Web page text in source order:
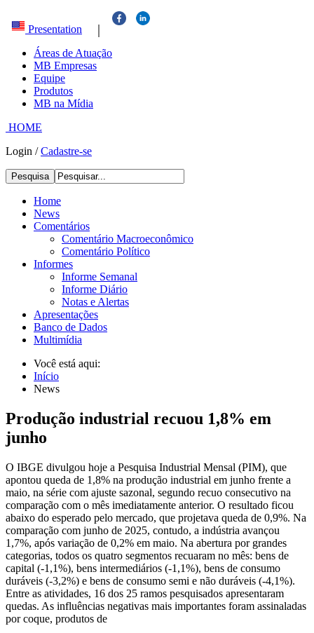
Presentation |
Áreas de Atuação
MB Empresas
Equipe
Produtos
MB na Mídia
HOME
Login /Cadastre-se
Pesquisa
Home
News
Comentários
Comentário Macroeconômico
Comentário Político
Informes
Informe Semanal
Informe Diário
Notas e Alertas
Apresentações
Banco de Dados
Multimídia
Você está aqui:
Início
News
Produção industrial recuou 1,8% em
junho
O IBGE divulgou hoje a Pesquisa Industrial Mensal (PIM), que
apontou queda de 1,8% na produção industrial em junho frente a
maio, na série com ajuste sazonal, segundo recuo consecutivo na
comparação com o mês imediatamente anterior. O resultado ficou
abaixo do esperado pelo mercado, que projetava queda de 0,9%. Na
comparação com junho de 2025, contudo, a indústria avançou
1,7%, após variação de 0,2% em maio. Na abertura por grandes
categorias, todos os quatro segmentos recuaram no mês: bens de
capital (-1,1%), bens intermediários (-1,1%), bens de consumo
duráveis (-3,2%) e bens de consumo semi e não duráveis (-4,1%).
Entre as atividades, 16 dos 25 ramos pesquisados apresentaram
quedas. As influências negativas mais importantes foram assinaladas
por coque, produtos de